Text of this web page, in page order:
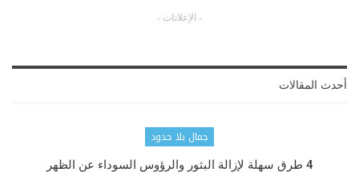
- الإعلانات -
أحدث المقالات
جمال بلا حدود
4 طرق سهلة لإزالة البثور والرؤوس السوداء عن الظهر